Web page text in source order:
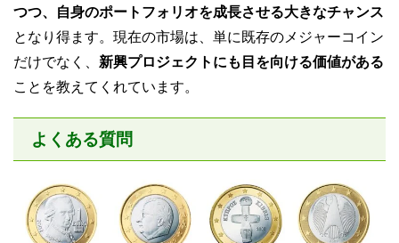
つつ、自身のポートフォリオを成長させる大きなチャンス
となり得ます。現在の市場は、単に既存のメジャーコイン
だけでなく、 新興プロジェクトにも目を向ける価値がある
ことを教えてくれています。
よくある質問